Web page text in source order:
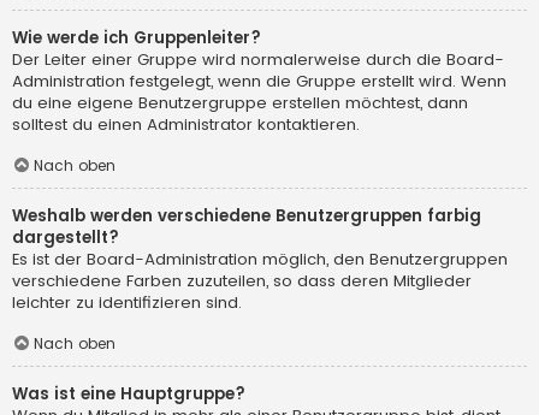
Wie werde ich Gruppenleiter?
Der Leiter einer Gruppe wird normalerweise durch die Board-
Administration festgelegt, wenn die Gruppe erstellt wird. Wenn
du eine eigene Benutzergruppe erstellen möchtest, dann
solltest du einen Administrator kontaktieren.
Nach oben
Weshalb werden verschiedene Benutzergruppen farbig
dargestellt?
Es ist der Board-Administration möglich, den Benutzergruppen
verschiedene Farben zuzuteilen, so dass deren Mitglieder
leichter zu identifizieren sind.
Nach oben
Was ist eine Hauptgruppe?